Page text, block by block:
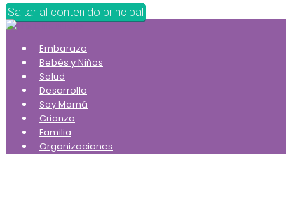
Saltar al contenido principal
Embarazo
Bebés y Niños
Salud
Desarrollo
Soy Mamá
Crianza
Familia
Organizaciones